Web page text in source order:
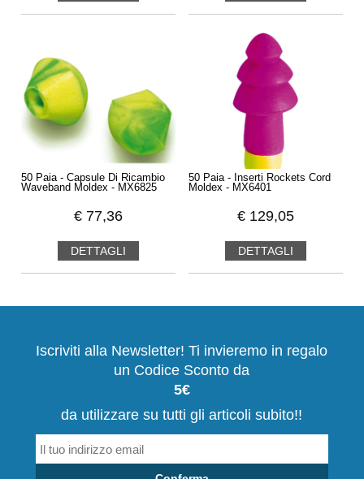
50 Paia - Capsule Di Ricambio
Waveband Moldex - MX6825
€ 77,36
DETTAGLI
50 Paia - Inserti Rockets Cord
Moldex - MX6401
€ 129,05
DETTAGLI
Iscriviti alla Newsletter! Ti invieremo in regalo
un Codice Sconto da
5€
da utilizzare su tutti gli articoli subito!!